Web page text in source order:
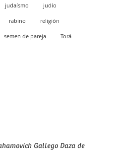
judaísmo judío
rabino religión
semen de pareja Torá
Gallego Daza de